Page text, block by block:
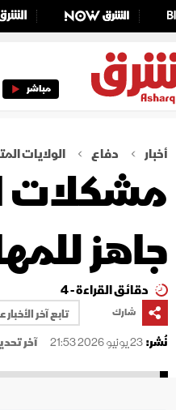
مباشر
أخبار دفاع الولايات
جاهز
دقائق القراءة - 4
شارك
تابع آخر
نُشر:23 يونيو 2026 21:53 آخر